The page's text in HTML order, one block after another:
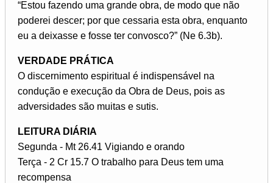
“Estou fazendo uma grande obra, de modo que não
poderei descer; por que cessaria esta obra, enquanto
eu a deixasse e fosse ter convosco?” (Ne 6.3b).
VERDADE PRÁTICA
O discernimento espiritual é indispensável na
condução e execução da Obra de Deus, pois as
adversidades são muitas e sutis.
LEITURA DIÁRIA
Segunda - Mt 26.41 Vigiando e orando
Terça - 2 Cr 15.7 O trabalho para Deus tem uma
recompensa